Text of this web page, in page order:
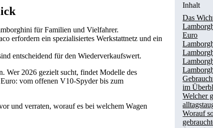
Inhalt
Das
Euro
im
Welcher
Worauf
für Familien und Vielfahrer.
erfordern ein spezialisiertes Werkstattnetz und ein
entscheidend für den Wiederverkaufswert.
Wer 2026 gezielt sucht, findet Modelle des
vom offenen V10-Spyder bis zum
und verraten, worauf es bei welchem Wagen